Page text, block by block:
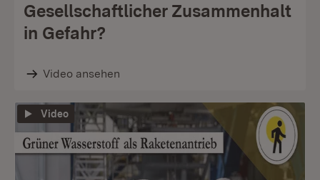
Gesellschaftlicher Zusammenhalt
in Gefahr?
Video ansehen
Video